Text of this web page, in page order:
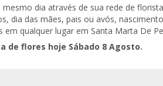
dia através de sua rede de
dia das mães, pais ou avós,
qualquer lugar em Santa Marta De
de flores hoje Sábado 8 Agosto.